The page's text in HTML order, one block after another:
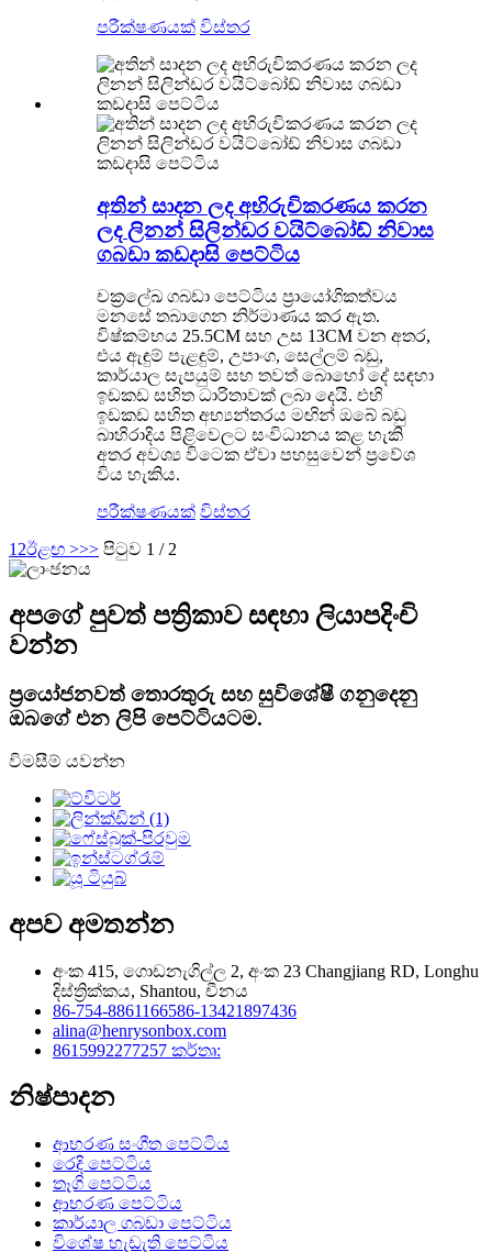
පරීක්ෂණයක් විස්තර
අතින් සාදන ලද අභිරුචිකරණය කරන
ලද ලිනන් සිලින්ඩර වයිට්බෝඩ් නිවාස
ගබඩා කඩදාසි පෙට්ටිය
චක්‍රලේඛ ගබඩා පෙට්ටිය ප්‍රායෝගිකත්වය
මනසේ තබාගෙන නිර්මාණය කර ඇත.
විෂ්කම්භය 25.5CM සහ උස 13CM වන අතර,
එය ඇඳුම් පැළඳුම්, උපාංග, සෙල්ලම් බඩු,
කාර්යාල සැපයුම් සහ තවත් බොහෝ දේ සඳහා
ඉඩකඩ සහිත ධාරිතාවක් ලබා දෙයි. එහි
ඉඩකඩ සහිත අභ්‍යන්තරය මඟින් ඔබේ බඩු
බාහිරාදිය පිළිවෙලට සංවිධානය කළ හැකි
අතර අවශ්‍ය විටෙක ඒවා පහසුවෙන් ප්‍රවේශ
විය හැකිය.
පරීක්ෂණයක් විස්තර
1 2ඊළඟ >>> පිටුව 1 / 2
අපගේ පුවත් පත්‍රිකාව සඳහා ලියාපදිංචි
වන්න
ප්‍රයෝජනවත් තොරතුරු සහ සුවිශේෂී ගනුදෙනු
ඔබගේ එන ලිපි පෙට්ටියටම.
විමසීම් යවන්න
අපව අමතන්න
අංක 415, ගොඩනැගිල්ල 2, අංක 23 Changjiang RD, Longhu
දිස්ත්‍රික්කය, Shantou, චීනය
86-754-8861166586-13421897436
alina@henrysonbox.com
8615992277257 කර්තෘ:
නිෂ්පාදන
ආභරණ සංගීත පෙට්ටිය
රෙදි පෙට්ටිය
තෑගි පෙට්ටිය
ආභරණ පෙට්ටිය
කාර්යාල ගබඩා පෙට්ටිය
විශේෂ හැඩැති පෙට්ටිය